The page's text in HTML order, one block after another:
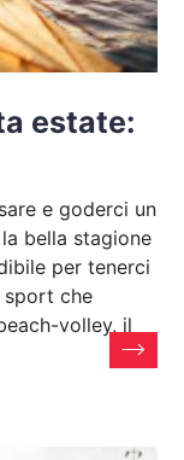
estate:
e goderci un
bella stagione
per tenerci
sport che
volley, il